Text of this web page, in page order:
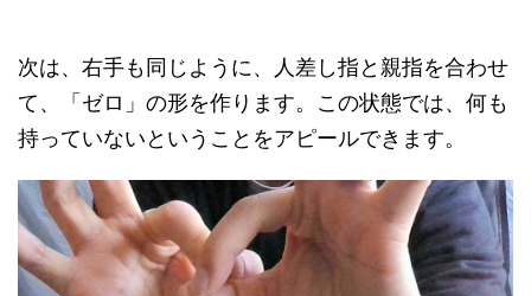
次は、右手も同じように、人差し指と親指を合わせ
て、「ゼロ」の形を作ります。この状態では、何も
持っていないということをアピールできます。